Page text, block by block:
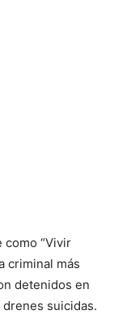
como “Vivir
criminal más
detenidos en
suicidas.